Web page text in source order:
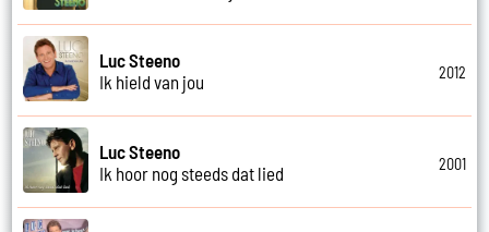
Luc Steeno
Ik hield van jou
2012
Luc Steeno
Ik hoor nog steeds dat lied
2001